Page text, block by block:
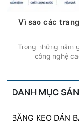
Vì sao các
Trong những năm
công nghệ
DANH MỤC
BĂNG KEO DÁN